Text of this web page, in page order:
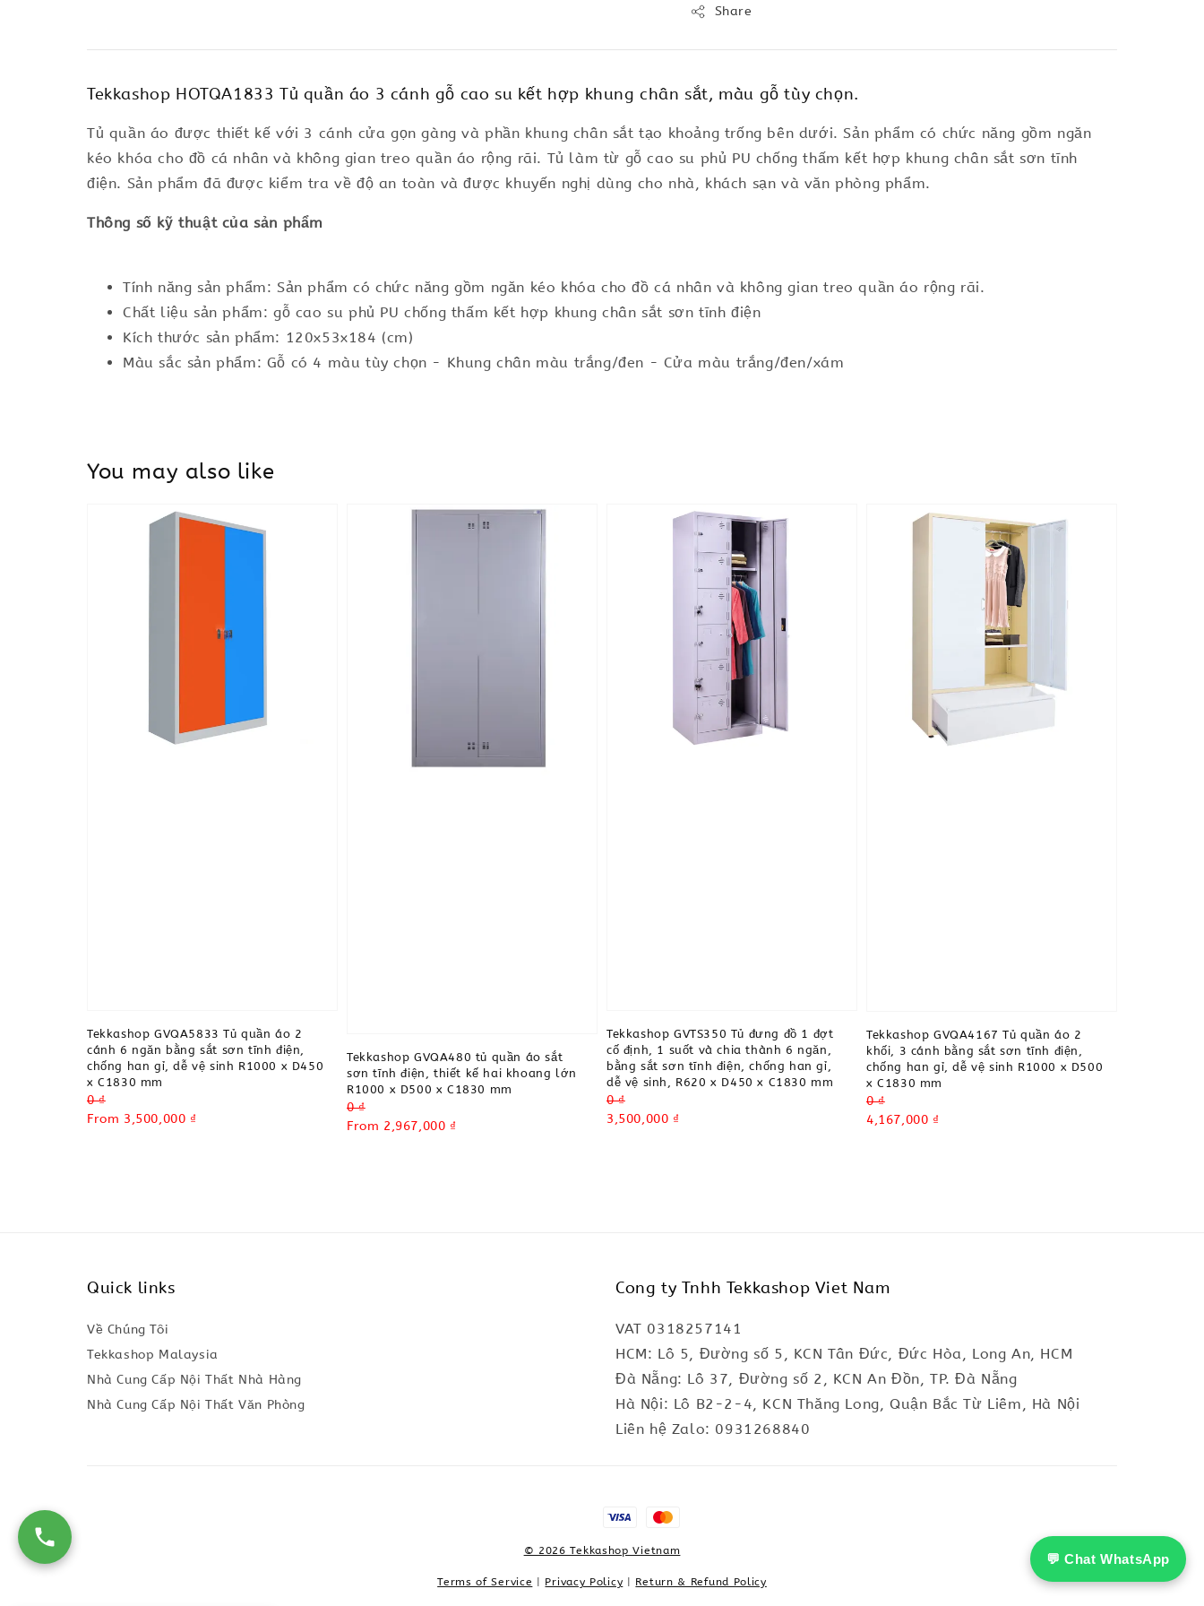
💬 Chat WhatsApp
Share
Tekkashop HOTQA1833 Tủ quần áo 3 cánh gỗ cao su kết hợp khung chân sắt, màu gỗ tùy chọn.
Tủ quần áo được thiết kế với 3 cánh cửa gọn gàng và phần khung chân sắt tạo khoảng trống bên dưới. Sản phẩm có chức năng gồm ngăn
kéo khóa cho đồ cá nhân và không gian treo quần áo rộng rãi. Tủ làm từ gỗ cao su phủ PU chống thấm kết hợp khung chân sắt sơn tĩnh
điện. Sản phẩm đã được kiểm tra về độ an toàn và được khuyến nghị dùng cho nhà, khách sạn và văn phòng phẩm.
Thông số kỹ thuật của sản phẩm
Tính năng sản phẩm: Sản phẩm có chức năng gồm ngăn kéo khóa cho đồ cá nhân và không gian treo quần áo rộng rãi.
Chất liệu sản phẩm: gỗ cao su phủ PU chống thấm kết hợp khung chân sắt sơn tĩnh điện
Kích thước sản phẩm: 120x53x184 (cm)
Màu sắc sản phẩm: Gỗ có 4 màu tùy chọn - Khung chân màu trắng/đen - Cửa màu trắng/đen/xám
You may also like
Tekkashop GVQA5833 Tủ quần áo 2
cánh 6 ngăn bằng sắt sơn tĩnh điện,
chống han gỉ, dễ vệ sinh R1000 x D450
x C1830 mm
Regular
price
0 ₫
Sale
From 3,500,000 ₫
Tekkashop GVQA480 tủ quần áo sắt
sơn tĩnh điện, thiết kế hai khoang lớn
R1000 x D500 x C1830 mm
Regular
price
0 ₫
Sale
From 2,967,000 ₫
Tekkashop GVTS350 Tủ đưng đồ 1 đợt
cố định, 1 suốt và chia thành 6 ngăn,
bằng sắt sơn tĩnh điện, chống han gỉ,
dễ vệ sinh, R620 x D450 x C1830 mm
Regular
price
0 ₫
Sale
3,500,000 ₫
Tekkashop GVQA4167 Tủ quần áo 2
khối, 3 cánh bằng sắt sơn tĩnh điện,
chống han gỉ, dễ vệ sinh R1000 x D500
x C1830 mm
Regular
price
0 ₫
Sale
4,167,000 ₫
Quick links
Về Chúng Tôi
Tekkashop Malaysia
Nhà Cung Cấp Nội Thất Nhà Hàng
Nhà Cung Cấp Nội Thất Văn Phòng
Cong ty Tnhh Tekkashop Viet Nam
VAT 0318257141
HCM: Lô 5, Đường số 5, KCN Tân Đức, Đức Hòa, Long An, HCM
Đà Nẵng: Lô 37, Đường số 2, KCN An Đồn, TP. Đà Nẵng
Hà Nội: Lô B2-2-4, KCN Thăng Long, Quận Bắc Từ Liêm, Hà Nội
Liên hệ Zalo: 0931268840
© 2026 Tekkashop Vietnam
Terms of Service Privacy Policy Return & Refund Policy